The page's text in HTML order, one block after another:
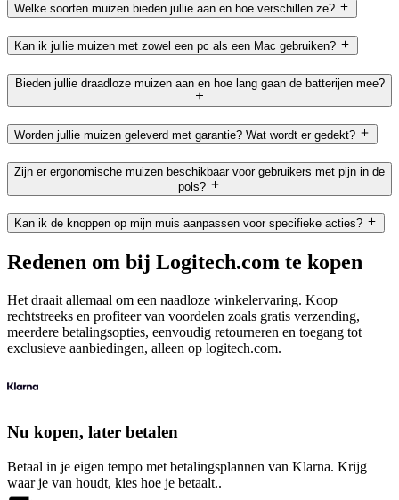
Welke soorten muizen bieden jullie aan en hoe verschillen ze?
Kan ik jullie muizen met zowel een pc als een Mac gebruiken?
Bieden jullie draadloze muizen aan en hoe lang gaan de batterijen mee?
Worden jullie muizen geleverd met garantie? Wat wordt er gedekt?
Zijn er ergonomische muizen beschikbaar voor gebruikers met pijn in de
pols?
Kan ik de knoppen op mijn muis aanpassen voor specifieke acties?
Redenen om bij Logitech.com te kopen
Het draait allemaal om een naadloze winkelervaring. Koop
rechtstreeks en profiteer van voordelen zoals gratis verzending,
meerdere betalingsopties, eenvoudig retourneren en toegang tot
exclusieve aanbiedingen, alleen op logitech.com.
Nu kopen, later betalen
Betaal in je eigen tempo met betalingsplannen van Klarna. Krijg
waar je van houdt, kies hoe je betaalt..